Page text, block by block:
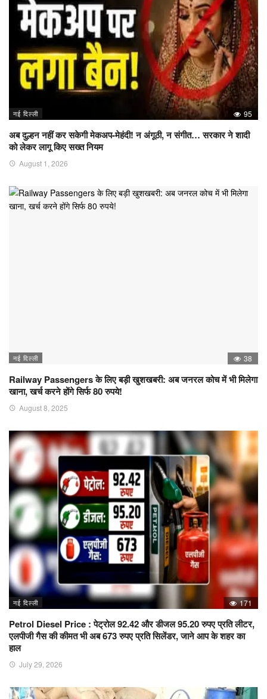
नई दिल्ली 95
अब दुल्हन नहीं कर सकेगी मेकअप-मेहंदी! न अंगूठी, न संगीत… सरकार ने शादी
को लेकर लागू किए सख्त नियम
August 1, 2026
नई दिल्ली 38
Railway Passengers के लिए बड़ी खुशखबरी: अब जनरल कोच में भी मिलेगा
खाना, खर्च करने होंगे सिर्फ 80 रुपये!
August 8, 2025
नई दिल्ली 171
Petrol Diesel Price : पेट्रोल 92.42 और डीजल 95.20 रुपए प्रति लीटर,
एलपीजी गैस की कीमत भी अब 673 रुपए प्रति सिलेंडर, जाने आप के शहर का
हाल
July 29, 2026